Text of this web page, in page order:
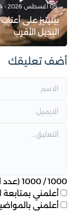
05 أغسطس 2026 - 21:14
بينيتيز على
البديل الأقرب
أضف تعليقك
1000
/
1000 (عدد
أعلمني بمتابعة
أعلمني